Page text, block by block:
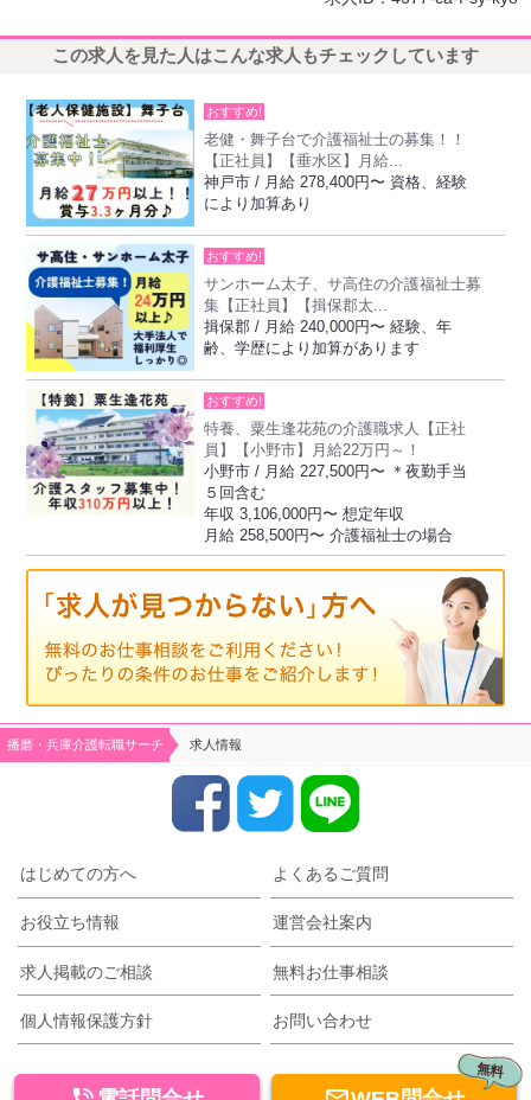
この求人を見た人はこんな求人もチェックしています
おすすめ!
老健・舞子台で介護福祉士の募集！！
【正社員】【垂水区】月給...
神戸市 / 月給 278,400円〜 資格、経験
により加算あり
おすすめ!
サンホーム太子、サ高住の介護福祉士募
集【正社員】【揖保郡太...
揖保郡 / 月給 240,000円〜 経験、年
齢、学歴により加算があります
おすすめ!
特養、粟生逢花苑の介護職求人【正社
員】【小野市】月給22万円～！
小野市 / 月給 227,500円〜 ＊夜勤手当
５回含む
年収 3,106,000円〜 想定年収
月給 258,500円〜 介護福祉士の場合
播磨・兵庫介護転職サーチ 求人情報
はじめての方へ よくあるご質問
お役立ち情報 運営会社案内
求人掲載のご相談 無料お仕事相談
個人情報保護方針 お問い合わせ
無料